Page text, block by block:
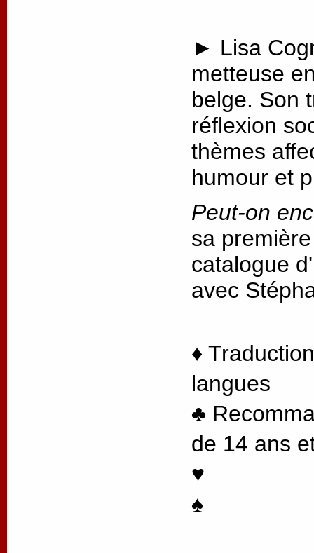
► Lisa
metteuse
belge. Son
réflexion
thèmes
humour et
Peut-on
sa
catalogue
avec
♦
langues
♣
de 14 ans
♥
♠